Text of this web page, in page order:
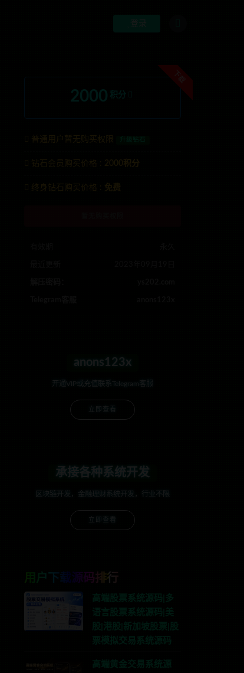
登录
下载
2000 积分
普通用户暂无购买权限
钻石会员购买价格 : 2000积分
终身钻石购买价格 : 免费
anons123x
开通VIP或充值联系Telegram客服
立即查看
承接各种系统开发
区块链开发，金融理财系统开发，行业不限
立即查看
用户下载源码排行
高端股票系统源码|多
语言股票系统源码|美
股|港股|新加坡股票|股
票模拟交易系统源码
高端黄金交易系统源